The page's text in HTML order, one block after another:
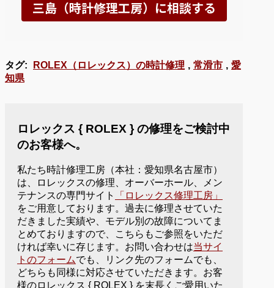
タグ: ROLEX（ロレックス）の時計修理 , 常滑市 , 愛
知県
ロレックス { ROLEX } の修理をご検討中
のお客様へ。
私たち時計修理工房（本社：愛知県名古屋市）
は、ロレックスの修理、オーバーホール、メン
テナンスの専門サイト
「ロレックス修理工房」
をご用意しております。過去に修理させていた
だきました実績や、モデル別の故障についてま
とめておりますので、こちらもご参照をいただ
ければ幸いに存じます。お問い合わせは当サイ
トのフォームでも、リンク先のフォームでも、
どちらも同様に対応させていただきます。お客
様のロレックス { ROLEX } を末長くご愛用いた